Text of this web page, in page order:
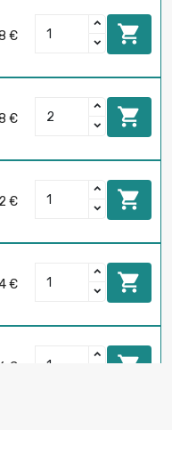
€ 
€ 
€ 
€ 
€ 